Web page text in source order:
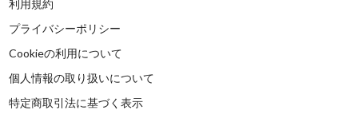
利用規約
プライバシーポリシー
Cookieの利用について
個人情報の取り扱いについて
特定商取引法に基づく表示